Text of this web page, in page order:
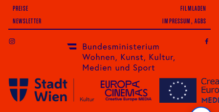
PREISE
FILMLADEN
NEWSLETTER IMPRESSUM, AGBS